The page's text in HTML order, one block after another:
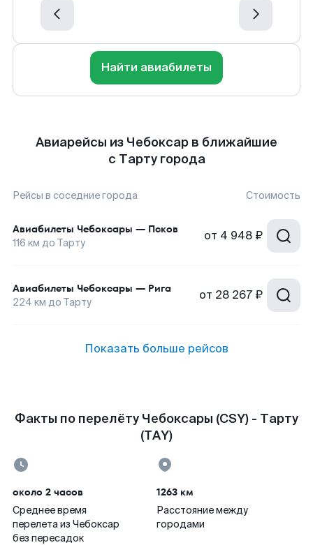
Найти авиабилеты
Авиарейсы из Чебоксар в ближайшие
с Тарту города
Рейсы в соседние города Стоимость
Авиабилеты Чебоксары — Псков
116 км до Тарту от 4 948 ₽
Авиабилеты Чебоксары — Рига
224 км до Тарту от 28 267 ₽
Показать больше рейсов
Факты по перелёту Чебоксары (CSY) - Тарту
(TAY)
около 2 часов
Среднее время
перелета из Чебоксар
без пересадок
1263 км
Расстояние между
городами